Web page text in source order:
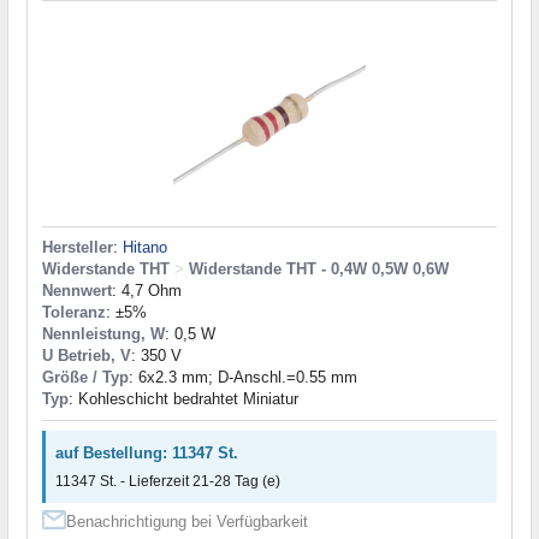
Hersteller: Hitano
Widerstande THT > Widerstande THT - 0,4W 0,5W 0,6W
Nennwert: 4,7 Ohm
Toleranz: ±5%
Nennleistung, W: 0,5 W
U Betrieb, V: 350 V
Größe / Typ: 6x2.3 mm; D-Anschl.=0.55 mm
Typ: Kohleschicht bedrahtet Miniatur
auf Bestellung: 11347 St.
11347 St. - Lieferzeit 21-28 Tag (e)
Benachrichtigung bei Verfügbarkeit